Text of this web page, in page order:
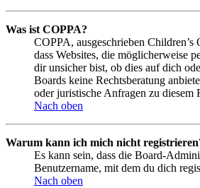
Was ist COPPA?
COPPA, ausgeschrieben
dass Websites, die möglicherweise
dir unsicher bist, ob dies auf dich
Boards keine Rechtsberatung
oder juristische Anfragen zu diesem
Nach oben
Warum kann ich mich nicht
Es kann sein, dass die Board-
Benutzername, mit dem du dich
Nach oben